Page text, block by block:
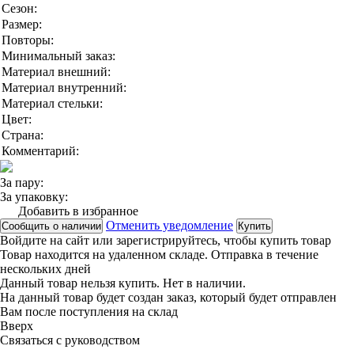
Сезон:
Размер:
Повторы:
Минимальный заказ:
Материал внешний:
Материал внутренний:
Материал стельки:
Цвет:
Страна:
Комментарий:
За пару:
За упаковку:
Добавить в избранное
Сообщить о наличии Отменить уведомление Купить
Войдите на сайт или зарегистрируйтесь, чтобы купить товар
Товар находится на удаленном складе. Отправка в течение
нескольких дней
Данный товар нельзя купить. Нет в наличии.
На данный товар будет создан заказ, который будет отправлен
Вам после поступления на склад
Вверx
Связаться с руководством